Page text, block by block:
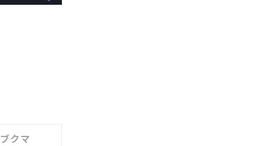
ブクマ